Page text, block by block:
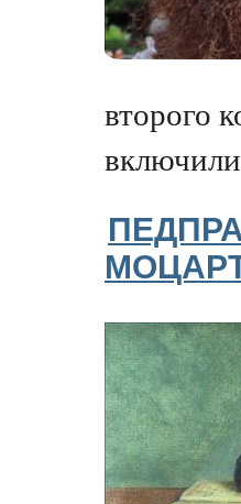
второго